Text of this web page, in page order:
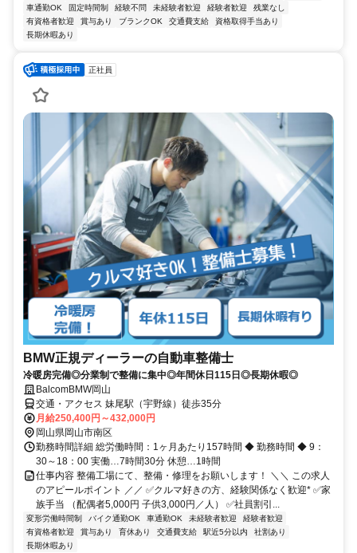
車通勤OK
固定時間制 経験不問 未経験者歓迎 経験者歓迎
残業なし
有資格者歓迎
賞与あり ブランクOK 交通費支給
資格取得手当あり
長期休暇あり
正社員
BMW正規ディーラーの自動車整備士
冷暖房完備◎分業制で整備に集中◎年間休日115日◎長期休暇◎
BalcomBMW岡山
交通・アクセス 妹尾駅（宇野線）徒歩35分
月給250,400円～432,000円
岡山県岡山市南区
勤務時間詳細 総労働時間：1ヶ月あたり157時間 ◆ 勤務時間 ◆ 9：
30～18：00 実働…7時間30分 休憩…1時間
仕事内容 整備工場にて、整備・修理をお願いします！ ＼＼ この求人
のアピールポイント ／／ ✅クルマ好きの方、経験関係なく歓迎* ✅家
族手当 （配偶者5,000円 子供3,000円／人） ✅社員割引...
変形労働時間制 バイク通勤OK 車通勤OK 未経験者歓迎
経験者歓迎
有資格者歓迎
賞与あり 育休あり 交通費支給 駅近5分以内
社割あり
長期休暇あり